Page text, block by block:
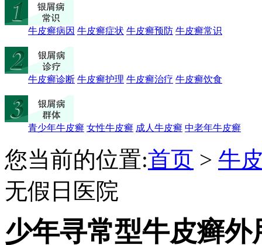
牛皮癣病因 牛皮癣症状 牛皮癣预防 牛皮癣常识
牛皮癣诊断 牛皮癣护理 牛皮癣治疗 牛皮癣饮食
青少年牛皮癣 女性牛皮癣 成人牛皮癣 中老年牛皮癣
您当前的位置:首页 > 牛
无假日医院
少年寻常型牛皮癣